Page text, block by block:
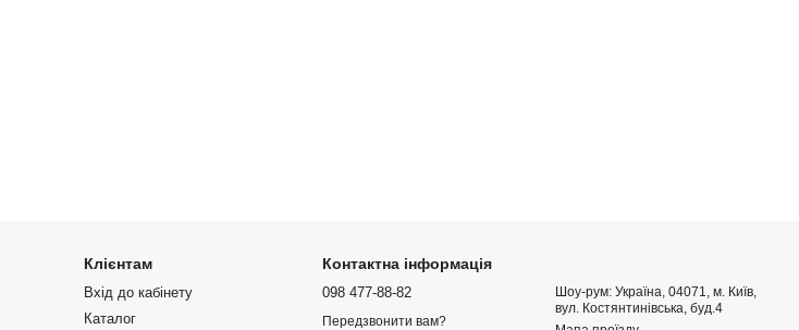
Клієнтам
Вхід до кабінету
Каталог
Контактна інформація
098 477-88-82
Передзвонити вам?
Шоу-рум: Україна, 04071, м. Київ,
вул. Костянтинівська, буд.4